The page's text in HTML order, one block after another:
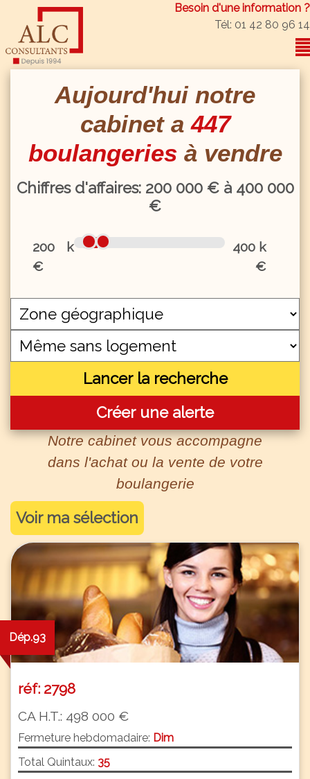
Besoin d'une information ?
Tél: 01 42 80 96 14
Aujourd'hui notre
cabinet a447
boulangeriesà vendre
Chiffres d'affaires: 200000 € à 400000
€
200 k
€
400 k
€
Lancer la recherche
Créer une alerte
Notre cabinet vous accompagne
dans l'achat ou la vente de votre
boulangerie
Voir ma sélection
Dép.93
réf: 2798
CA H.T.: 498 000 €
Fermeture hebdomadaire: Dim
Total Quintaux: 35